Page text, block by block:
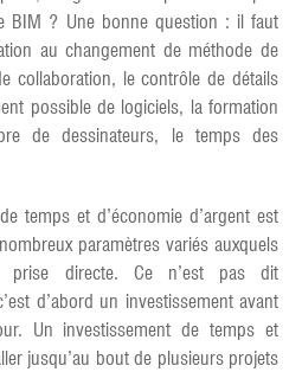
BIM ? Une bonne question : il faut
au changement de méthode de
collaboration, le contrôle de détails
possible de logiciels, la formation
de dessinateurs, le temps des
temps et d’économie d’argent est
paramètres variés auxquels
prise directe. Ce n’est pas dit
d’abord un investissement avant
Un investissement de temps et
jusqu’au bout de plusieurs projets